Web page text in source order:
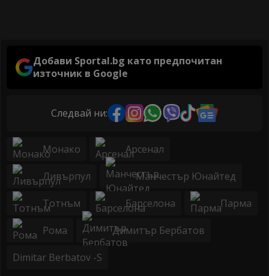
Добави Sportal.bg като предпочитан
източник в Google
Следвай ни:
Монако Арсенал
Ливърпул Манчестър Юнайтед
Тотнъм Барселона Парма
Рома Димитър Бербатов
Dimitar Berbatov -S